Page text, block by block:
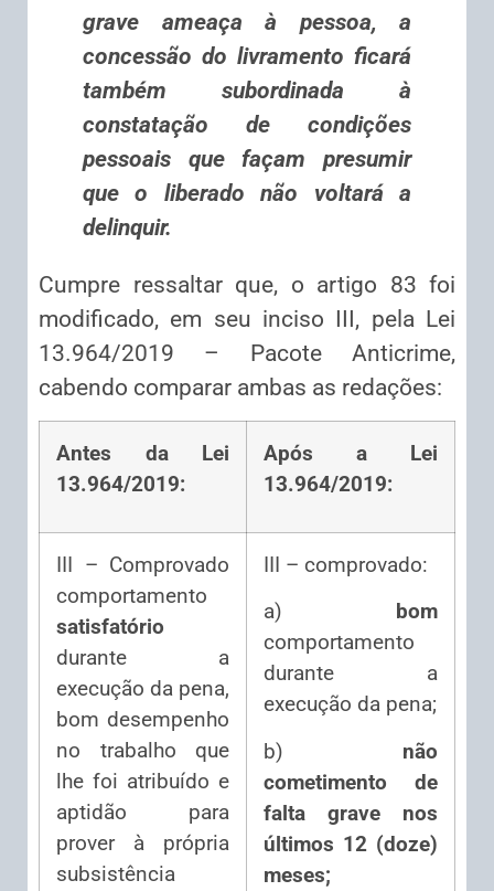
grave ameaça à pessoa, a
concessão do livramento ficará
também subordinada à
constatação de condições
pessoais que façam presumir
que o liberado não voltará a
delinquir.
Cumpre ressaltar que, o artigo 83 foi
modificado, em seu inciso III, pela Lei
13.964/2019 – Pacote Anticrime,
cabendo comparar ambas as redações:
Antes da Lei
13.964/2019:
Após a Lei
13.964/2019:
III – Comprovado
comportamento
satisfatório
durante a
execução da pena,
bom desempenho
no trabalho que
lhe foi atribuído e
aptidão para
prover à própria
subsistência
III – comprovado:
a) bom
comportamento
durante a
execução da pena;
b) não
cometimento de
falta grave nos
últimos 12 (doze)
meses;